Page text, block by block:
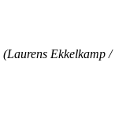
(Laurens Ekkelkamp /